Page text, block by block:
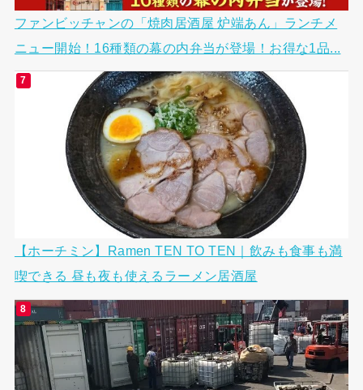
ファンビッチャンの「焼肉居酒屋 炉端あん」ランチメ
ニュー開始！16種類の幕の内弁当が登場！お得な1品...
【ホーチミン】Ramen TEN TO TEN｜飲みも食事も満
喫できる 昼も夜も使えるラーメン居酒屋